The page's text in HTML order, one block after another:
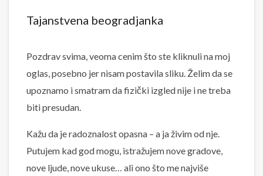
Tajanstvena beogradjanka
Pozdrav svima, veoma cenim što ste kliknuli na moj
oglas, posebno jer nisam postavila sliku. Želim da se
upoznamo i smatram da fizički izgled nije i ne treba
biti presudan.
Kažu da je radoznalost opasna – a ja živim od nje.
Putujem kad god mogu, istražujem nove gradove,
nove ljude, nove ukuse… ali ono što me najviše